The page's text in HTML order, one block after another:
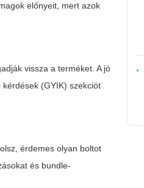
előnyeit, mert azok
vissza a terméket. A jó
(GYIK) szekciót
érdemes olyan boltot
és bundle-